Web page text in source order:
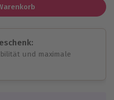
und maximale